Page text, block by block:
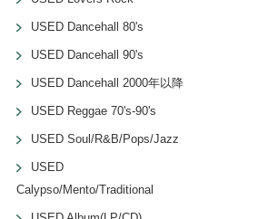
USED Dancehall 80's
USED Dancehall 90's
USED Dancehall 2000年以降
USED Reggae 70's-90's
USED Soul/R&B/Pops/Jazz
USED
Calypso/Mento/Traditional